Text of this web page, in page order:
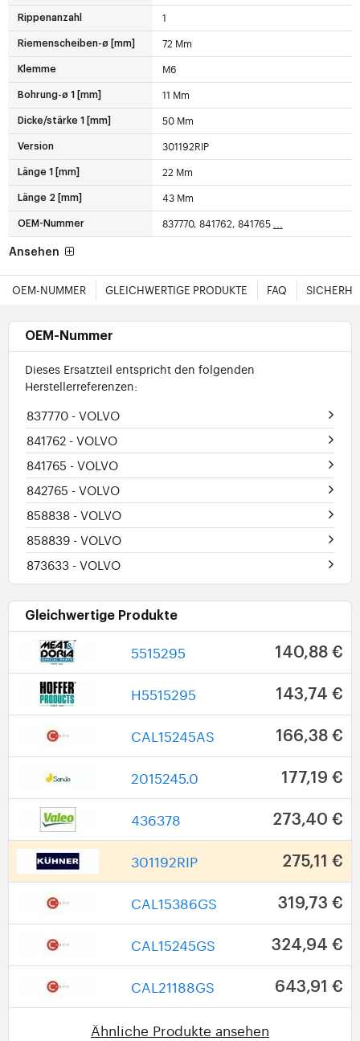
Rippenanzahl 1
Riemenscheiben-ø [mm] 72 Mm
Klemme M6
Bohrung-ø 1 [mm] 11 Mm
Dicke/stärke 1 [mm] 50 Mm
Version 301192RIP
Länge 1 [mm] 22 Mm
Länge 2 [mm] 43 Mm
OEM-Nummer 837770, 841762, 841765 ...
Ansehen
OEM-NUMMER GLEICHWERTIGE PRODUKTE FAQ
OEM-Nummer
Dieses Ersatzteil entspricht den folgenden
Herstellerreferenzen:
837770 - VOLVO
841762 - VOLVO
841765 - VOLVO
842765 - VOLVO
858838 - VOLVO
858839 - VOLVO
873633 - VOLVO
Gleichwertige Produkte
5515295 140,88 €
H5515295 143,74 €
CAL15245AS 166,38 €
2015245.0 177,19 €
436378 273,40 €
301192RIP 275,11 €
CAL15386GS 319,73 €
CAL15245GS 324,94 €
CAL21188GS 643,91 €
Ähnliche Produkte ansehen